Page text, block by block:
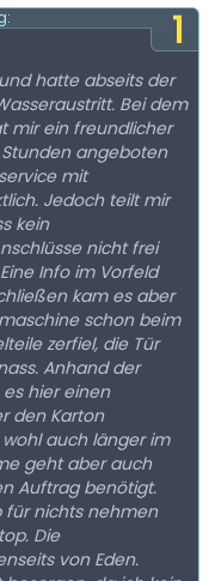
1
hatte abseits der
Bei dem
mir ein freundlicher
angeboten
mit
Jedoch teilt mir
kein
nicht frei
Info im Vorfeld
kam es aber
schon beim
zerfiel, die Tür
Anhand der
hier einen
den Karton
auch länger im
geht aber auch
Auftrag benötigt.
für nichts nehmen
Die
von Eden.